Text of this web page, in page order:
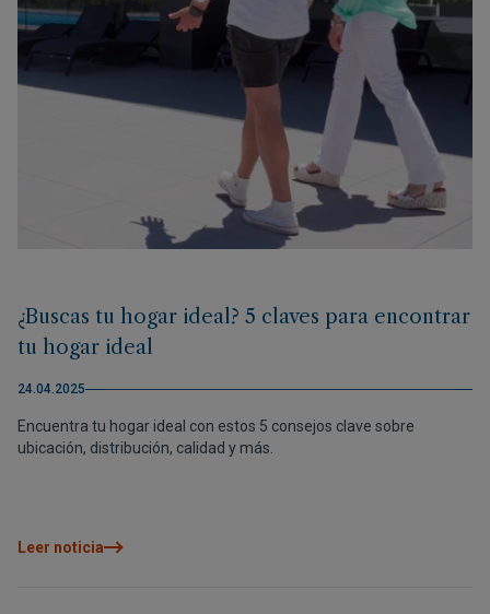
¿Buscas tu hogar ideal? 5 claves para encontrar
tu hogar ideal
24.04.2025
Encuentra tu hogar ideal con estos 5 consejos clave sobre
ubicación, distribución, calidad y más.
Leer noticia